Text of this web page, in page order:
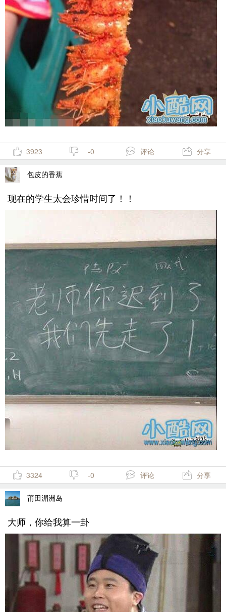
3923 -0 评论 分享
包皮的香蕉
现在的学生太会珍惜时间了！！
3324 -0 评论 分享
莆田湄洲岛
大师，你给我算一卦